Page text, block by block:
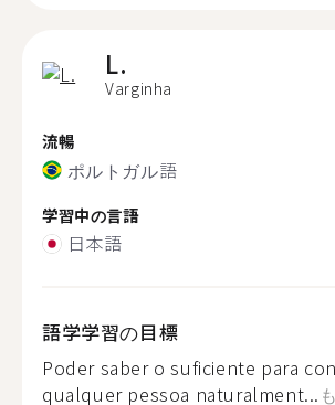
L.
Varginha
流暢
ポルトガル語
学習中の言語
日本語
語学学習の目標
Poder saber o suficiente para
qualquer pessoa naturalment...